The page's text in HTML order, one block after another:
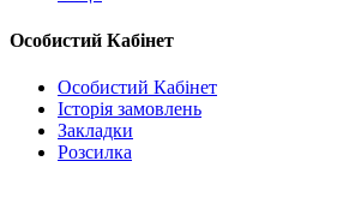
Особистий Кабінет
Особистий Кабінет
Історія замовлень
Закладки
Розсилка